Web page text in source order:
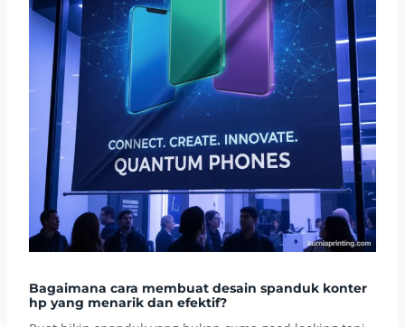
Bagaimana cara membuat desain spanduk konter
hp yang menarik dan efektif?